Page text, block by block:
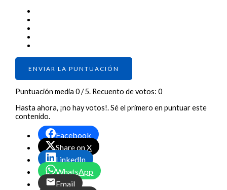
ENVIAR LA PUNTUACIÓN
Puntuación media0/ 5. Recuento de votos:0
Hasta ahora, ¡no hay votos!. Sé el primero en puntuar este
contenido.
Facebook
Share on X
LinkedIn
WhatsApp
Email